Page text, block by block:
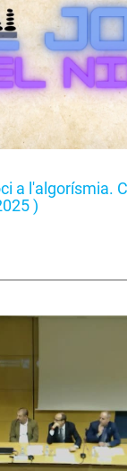
a l'algorísmia.
)